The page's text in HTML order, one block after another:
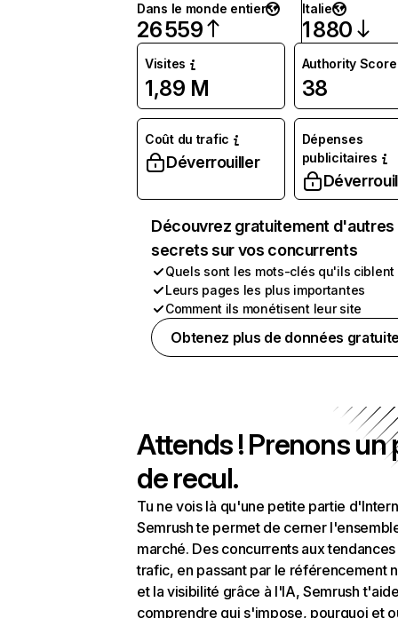
Dans le monde entier
26 559
Italie
1 880
Visites
1,89 M
Authority Score
38
Coût du trafic
Déverrouiller
Dépenses
publicitaires
Découvrez gratuitement d'autres
secrets sur vos concurrents
Quels sont les mots-clés qu'ils ciblent
Leurs pages les plus importantes
Comment ils monétisent leur site
Obtenez plus de données
Attends ! Prenons un
de recul.
Tu ne vois là qu'une petite partie
Semrush te permet de cerner
marché. Des concurrents aux
trafic, en passant par le référencement
et la visibilité grâce à l'IA, Semrush
comprendre qui s'impose, pourquoi et